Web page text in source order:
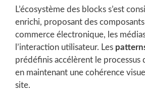
L’écosystème des blocks s’est
enrichi, proposant des
commerce électronique, les
l’interaction utilisateur. Les
prédéfinis accélèrent le processus
en maintenant une cohérence
site.